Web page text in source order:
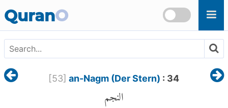
QuranO
[53] an-Nagm (Der Stern) : 34
النجم